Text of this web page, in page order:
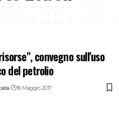
convegno sull'uso
del petrolio
16 Maggio 2017